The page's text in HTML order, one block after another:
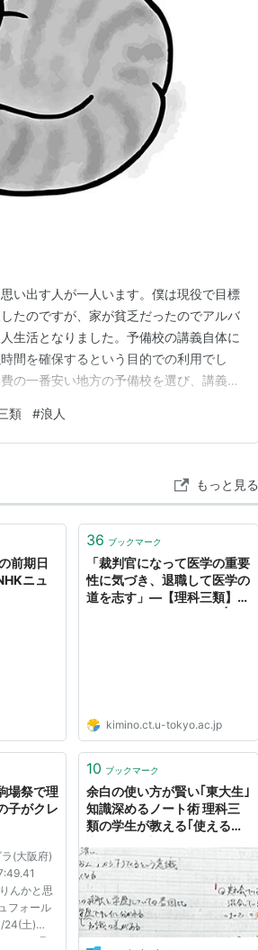
い出す人が一人います。僕は現役で目標
たのですが、家が貧乏だったのでアルバ
生活となりました。予備校の講義自体に
間を確保するという目的での利用でし
の一番安い地方の予備校を選び、講義中
」って見られていたかもしれませんが、
人（男性）は東…
類 #浪人
もっと見る
前期日
ニュ
36 ブックマーク
「裁判官になって医学の重要
性に気づき、退職して医学の
道を志す」―【理科三類】新
kimino.ct.u-tokyo.ac.jp
場祭で理
子がクレ
(大阪府)
んかと思
フォール
24(土)
理III
10 ブックマーク
余白の使い方が賢い｢東大生｣
知識深めるノート術 理科三
類の学生が教える｢使える知